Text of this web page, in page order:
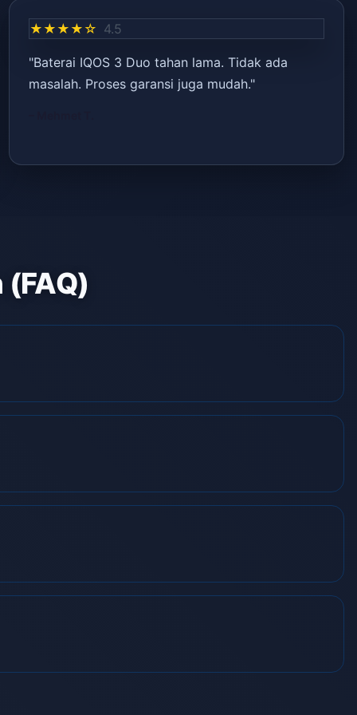
★★★★☆ 4.5
"Baterai IQOS 3 Duo tahan lama. Tidak ada
masalah. Proses garansi juga mudah."